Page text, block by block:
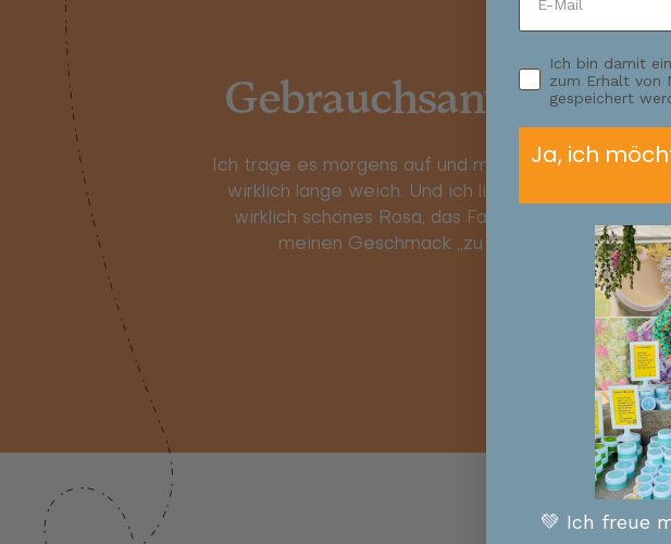
Gebrauchsanweisung
Ich trage es morgens auf und meine Lippen bleiben
wirklich lange weich. Und ich liebe die Farbe! Ein
wirklich schönes Rosa, das Farbe gibt, ohne für
meinen Geschmack „zu viel“ zu sein.
Ich bin damit
zum Erhalt von
gespeichert
Ja, ich
💚 Ich freue